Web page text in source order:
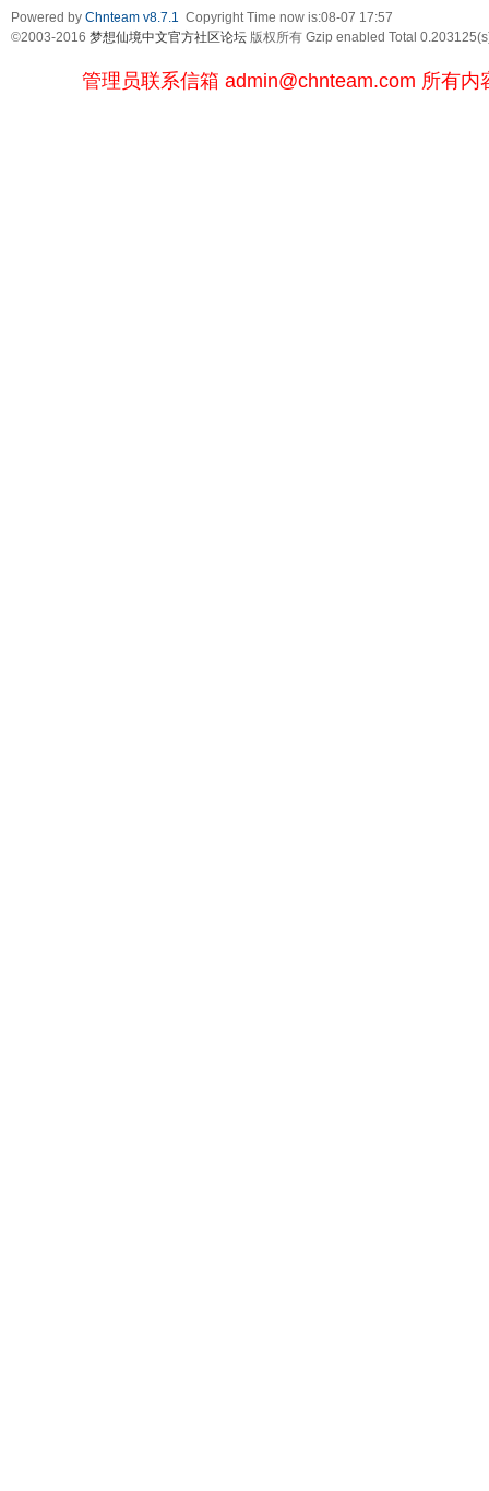
Powered by Chnteam v8.7.1 Copyright Time now is:08-07 17:57
©2003-2016 梦想仙境中文官方社区论坛 版权所有 Gzip enabled Total
管理员联系信箱 admin@chnteam.com 所有内